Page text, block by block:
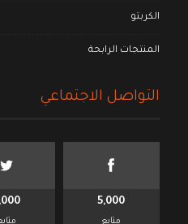
الكربتو
المنتجات الرابحة
التواصل الاجتماعي
5,000
متابع